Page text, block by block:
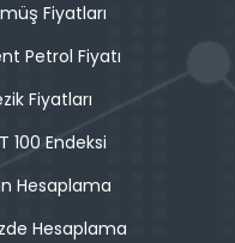
Fiyatları
Petrol Fiyatı
Fiyatları
100 Endeksi
Hesaplama
Hesaplama